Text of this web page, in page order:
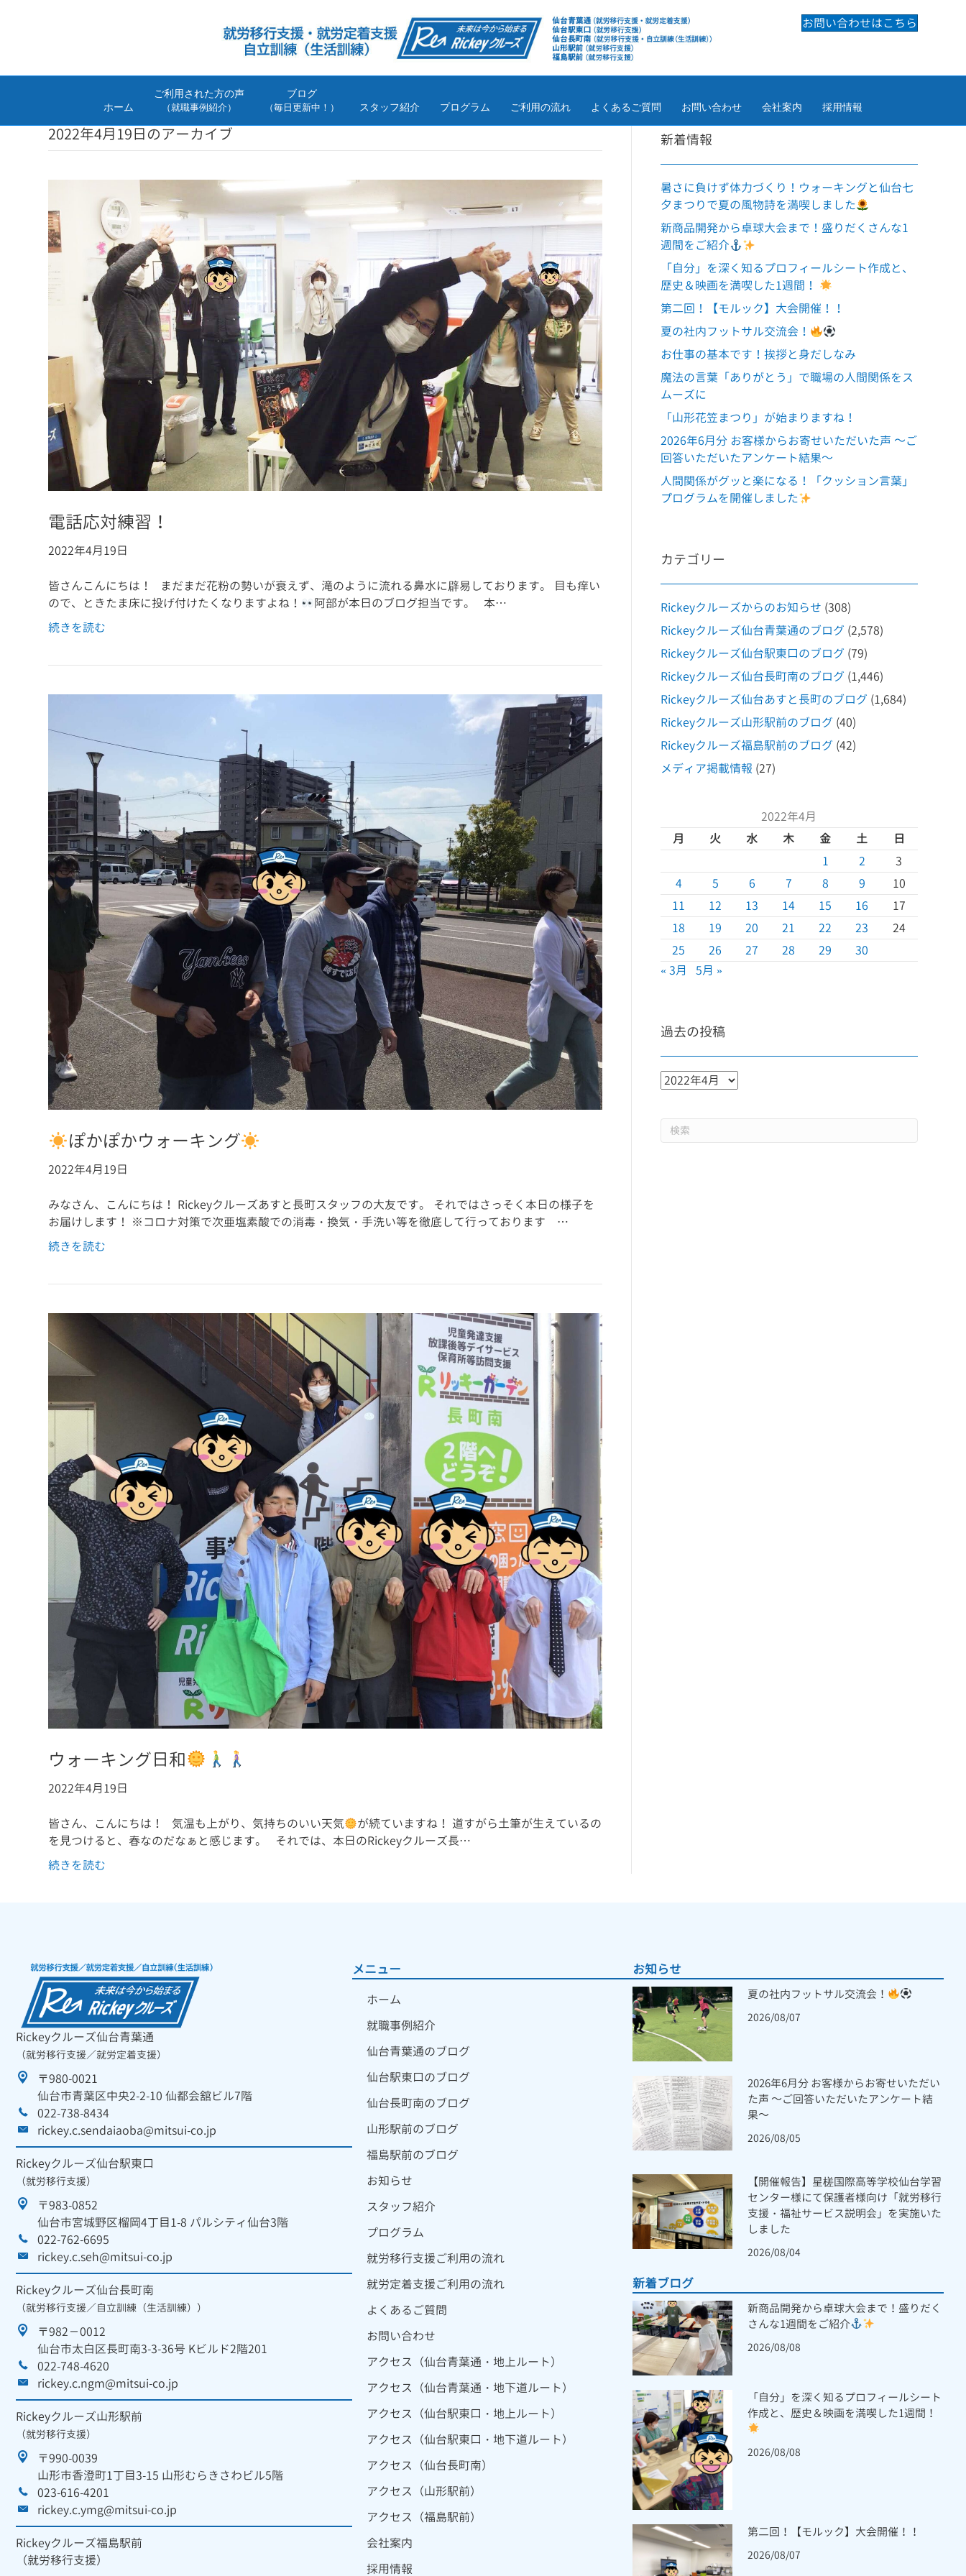
ホーム
ご利用された方の声
（就職事例紹介）
ブログ
（毎日更新中！） スタッフ紹介 プログラム ご利用の流れ よくあるご質問 お問い合わせ 会社案内 採用情報
お問い合わせはこちら
2022年4月19日のアーカイブ
電話応対練習！
2022年4月19日
皆さんこんにちは！ まだまだ花粉の勢いが衰えず、滝のように流れる鼻水に辟易しております。 目も痒い
ので、ときたま床に投げ付けたくなりますよね！
阿部が本日のブログ担当です。 本…
続きを読む
ぽかぽかウォーキング
2022年4月19日
みなさん、こんにちは！ Rickeyクルーズあすと長町スタッフの大友です。 それではさっそく本日の様子を
お届けします！ ※コロナ対策で次亜塩素酸での消毒・換気・手洗い等を徹底して行っております …
続きを読む
ウォーキング日和
2022年4月19日
皆さん、こんにちは！ 気温も上がり、気持ちのいい天気
が続ていますね！ 道すがら土筆が生えているの
を見つけると、春なのだなぁと感じます。 それでは、本日のRickeyクルーズ長…
続きを読む
新着情報
暑さに負けず体力づくり！ウォーキングと仙台七
夕まつりで夏の風物詩を満喫しました
新商品開発から卓球大会まで！盛りだくさんな1
週間をご紹介
「自分」を深く知るプロフィールシート作成と、
歴史＆映画を満喫した1週間！
第二回！【モルック】大会開催！！
夏の社内フットサル交流会！
お仕事の基本です！挨拶と身だしなみ
魔法の言葉「ありがとう」で職場の人間関係をス
ムーズに
「山形花笠まつり」が始まりますね！
2026年6月分 お客様からお寄せいただいた声 ～ご
回答いただいたアンケート結果～
人間関係がグッと楽になる！「クッション言葉」
プログラムを開催しました
カテゴリー
Rickeyクルーズからのお知らせ (308)
Rickeyクルーズ仙台青葉通のブログ (2,578)
Rickeyクルーズ仙台駅東口のブログ (79)
Rickeyクルーズ仙台長町南のブログ (1,446)
Rickeyクルーズ仙台あすと長町のブログ (1,684)
Rickeyクルーズ山形駅前のブログ (40)
Rickeyクルーズ福島駅前のブログ (42)
メディア掲載情報 (27)
2022年4月
月
火 水 木 金 土
日
1
2
3
4
5 6 7 8 9
10
11
12 13 14 15 16
17
18
19 20 21 22 23
24
25
26 27 28 29
30
« 3月
5月 »
過去の投稿
過
投
Rickeyクルーズ仙台青葉通
（就労移行支援／就労定着支援）
〒980-0021
仙台市青葉区中央2-2-10 仙都会舘ビル7階
022-738-8434
rickey.c.sendaiaoba@mitsui-co.jp
Rickeyクルーズ仙台駅東口
（就労移行支援）
〒983-0852
仙台市宮城野区榴岡4丁目1-8 パルシティ仙台3階
022-762-6695
rickey.c.seh@mitsui-co.jp
Rickeyクルーズ仙台長町南
（就労移行支援／自立訓練（生活訓練））
〒982－0012
仙台市太白区長町南3-3-36号 Kビルド2階201
022-748-4620
rickey.c.ngm@mitsui-co.jp
Rickeyクルーズ山形駅前
（就労移行支援）
〒990-0039
山形市香澄町1丁目3-15 山形むらきさわビル5階
023-616-4201
rickey.c.ymg@mitsui-co.jp
Rickeyクルーズ福島駅前
（就労移行支援）
メニュー
ホーム
就職事例紹介
仙台青葉通のブログ
仙台駅東口のブログ
仙台長町南のブログ
山形駅前のブログ
福島駅前のブログ
お知らせ
スタッフ紹介
プログラム
就労移行支援ご利用の流れ
就労定着支援ご利用の流れ
よくあるご質問
お問い合わせ
アクセス（仙台青葉通・地上ルート）
アクセス（仙台青葉通・地下道ルート）
アクセス（仙台駅東口・地上ルート）
アクセス（仙台駅東口・地下道ルート）
アクセス（仙台長町南）
アクセス（山形駅前）
アクセス（福島駅前）
会社案内
採用情報
お知らせ
夏の社内フットサル交流会！
2026/08/07
2026年6月分 お客様からお寄せいただい
た声 ～ご回答いただいたアンケート結
果～
2026/08/05
【開催報告】星槎国際高等学校仙台学習
センター様にて保護者様向け「就労移行
支援・福祉サービス説明会」を実施いた
しました
2026/08/04
新着ブログ
新商品開発から卓球大会まで！盛りだく
さんな1週間をご紹介
2026/08/08
「自分」を深く知るプロフィールシート
作成と、歴史＆映画を満喫した1週間！
2026/08/08
第二回！【モルック】大会開催！！
2026/08/07